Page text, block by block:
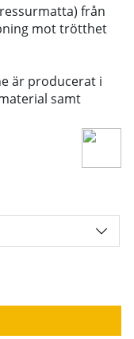
från
mot trötthet
är producerat i
samt